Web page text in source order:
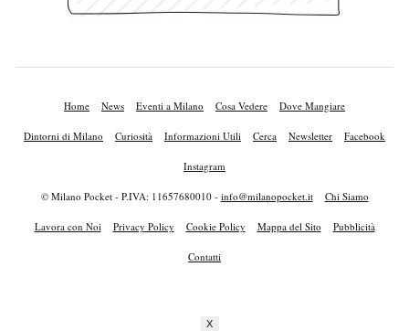
Home News Eventi a Milano Cosa Vedere Dove Mangiare
Dintorni di Milano Curiosità Informazioni Utili Cerca Newsletter Facebook
Instagram
© Milano Pocket - P.IVA: 11657680010 - info@milanopocket.it Chi Siamo
Lavora con Noi Privacy Policy Cookie Policy Mappa del Sito Pubblicità
Contatti
X